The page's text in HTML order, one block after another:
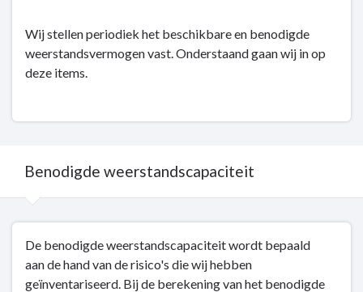
navigatie
Weerstandsvermogen
Wij stellen periodiek het beschikbare en benodigde
weerstandsvermogen vast. Onderstaand gaan wij in op
deze items.
Benodigde weerstandscapaciteit
navigatie
De benodigde weerstandscapaciteit wordt bepaald
aan de hand van de risico's die wij hebben
geïnventariseerd. Bij de berekening van het benodigde